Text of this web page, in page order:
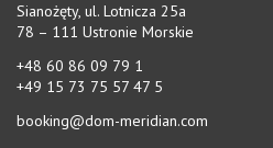
CAMPING
CAMPINGPLAN
ATRAKCJE
Sianożęty, ul. Lotnicza 25a
78 – 111 Ustronie Morskie
+48 60 86 09 79 1
+49 15 73 75 57 47 5
booking@dom-meridian.com